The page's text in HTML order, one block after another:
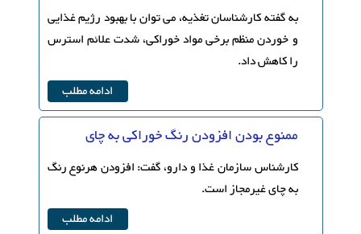
به گفته کارشناسان تغذیه، می توان با بهبود رژیم غذایی
و خوردن منظم برخی مواد خوراکی، شدت علائم استرس
را کاهش داد.
ادامه مطلب
ممنوع بودن افزودن رنگ خوراکی به چای
کارشناس سازمان غذا و دارو، گفت: افزودن هرنوع رنگ
به چای غیرمجاز است.
ادامه مطلب